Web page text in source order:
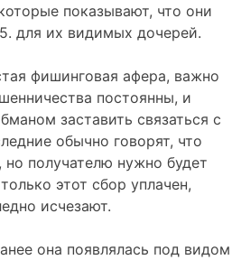
показывают, что они
для их видимых дочерей.
фишинговая афера, важно
постоянны, и
заставить связаться с
обычно говорят, что
но получателю нужно будет
этот сбор уплачен,
исчезают.
она появлялась под видом